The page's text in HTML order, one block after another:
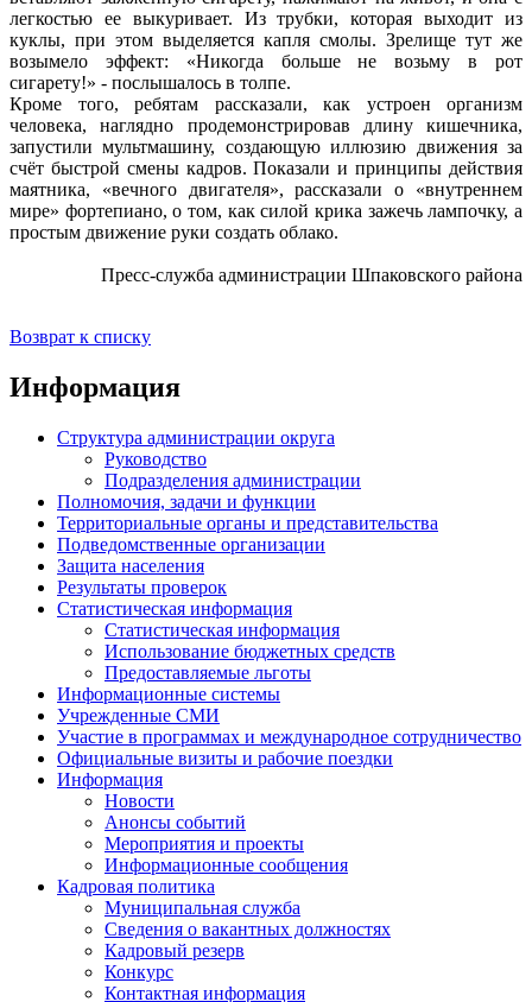
легкостью ее выкуривает. Из трубки, которая выходит из
куклы, при этом выделяется капля смолы. Зрелище тут же
возымело эффект: «Никогда больше не возьму в рот
сигарету!» - послышалось в толпе.
Кроме того, ребятам рассказали, как устроен организм
человека, наглядно продемонстрировав длину кишечника,
запустили мультмашину, создающую иллюзию движения за
счёт быстрой смены кадров. Показали и принципы действия
маятника, «вечного двигателя», рассказали о «внутреннем
мире» фортепиано, о том, как силой крика зажечь лампочку, а
простым движение руки создать облако.
Пресс-служба администрации Шпаковского района
Возврат к списку
Информация
Структура администрации округа
Руководство
Подразделения администрации
Полномочия, задачи и функции
Территориальные органы и представительства
Подведомственные организации
Защита населения
Результаты проверок
Статистическая информация
Статистическая информация
Использование бюджетных средств
Предоставляемые льготы
Информационные системы
Учрежденные СМИ
Участие в программах и международное сотрудничество
Официальные визиты и рабочие поездки
Информация
Новости
Анонсы событий
Мероприятия и проекты
Информационные сообщения
Кадровая политика
Муниципальная служба
Сведения о вакантных должностях
Кадровый резерв
Конкурс
Контактная информация